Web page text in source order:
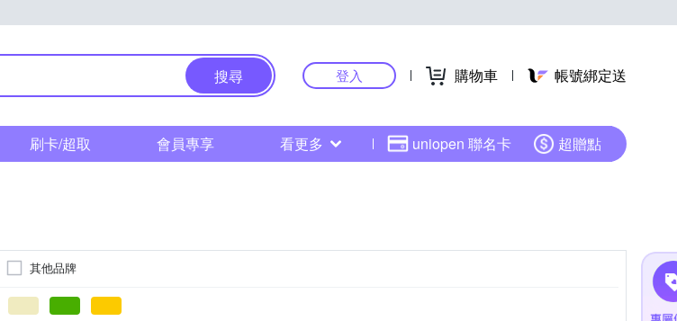
搜尋 登入 購物車 帳號綁定送
刷卡/超取 會員專享 看更多 uniopen 聯名卡 超贈點
其他品牌